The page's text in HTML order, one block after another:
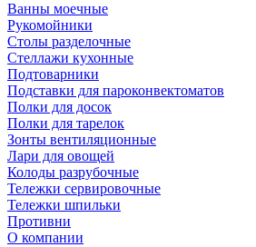
Ванны моечные
Рукомойники
Столы разделочные
Стеллажи кухонные
Подтоварники
Подставки для пароконвектоматов
Полки для досок
Полки для тарелок
Зонты вентиляционные
Лари для овощей
Колоды разрубочные
Тележки сервировочные
Тележки шпильки
Противни
О компании